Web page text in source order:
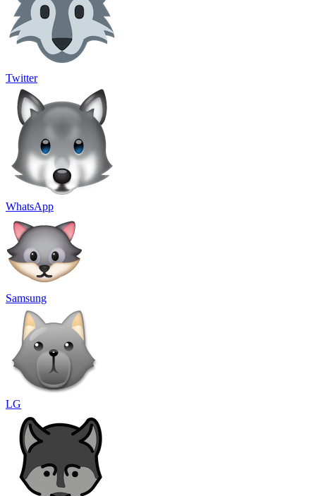
Twitter
WhatsApp
Samsung
LG